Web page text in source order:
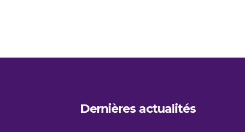
Dernières actualités